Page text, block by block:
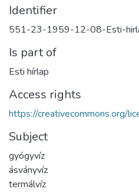
Identifier
551-23-1959-12-08-Esti-
Is part of
Esti hírlap
Access rights
https://creativecommons.org/
Subject
gyógyvíz
ásványvíz
termálvíz